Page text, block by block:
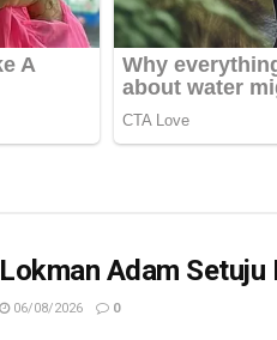
Lokman Adam
06/08/2026 0